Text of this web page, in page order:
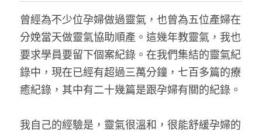
曾經為不少位孕婦做過靈氣，也曾為五位產婦在
分娩當天做靈氣協助順產。這幾年教靈氣，我也
要求學員要留下個案紀錄。在我們集結的靈氣紀
錄中，現在已經有超過三萬分鐘，七百多篇的療
癒紀錄，其中有二十幾篇是跟孕婦有關的紀錄。
我自己的經驗是，靈氣很溫和，很能舒緩孕婦的